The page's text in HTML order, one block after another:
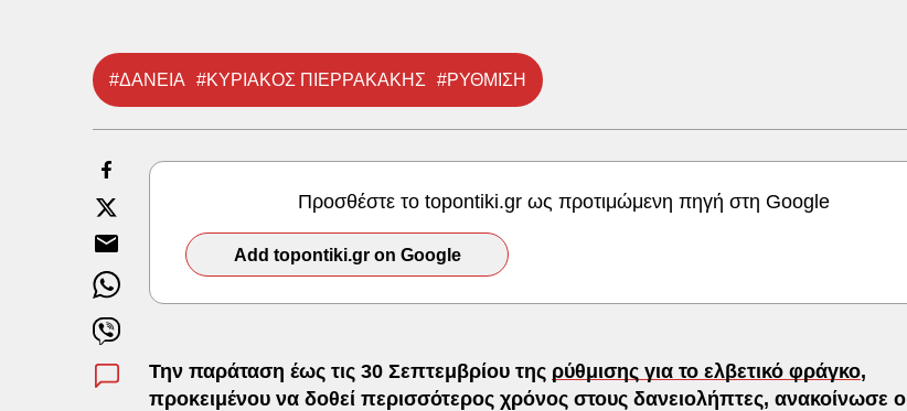
#ΔΑΝΕΙΑ #ΚΥΡΙΑΚΟΣ ΠΙΕΡΡΑΚΑΚΗΣ #ΡΥΘΜΙΣΗ
Προσθέστε το topontiki.gr ως προτιμώμενη πηγή στη Google
Add topontiki.gr on Google
Την παράταση έως τις 30 Σεπτεμβρίου της ρύθμισης για το ελβετικό φράγκο,
προκειμένου να δοθεί περισσότερος χρόνος στους δανειολήπτες, ανακοίνωσε ο